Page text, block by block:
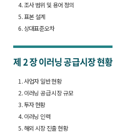
4. 조사 범위 및 용어 정의
5. 표본 설계
6. 상대표준오차
제 2 장이러닝 공급시장 현황
1. 사업자 일반 현황
2. 이러닝 공급 시장 규모
3. 투자 현황
4. 이러닝 인력
5. 해외 시장 진출 현황